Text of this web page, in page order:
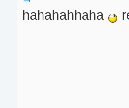
hahahahhaha